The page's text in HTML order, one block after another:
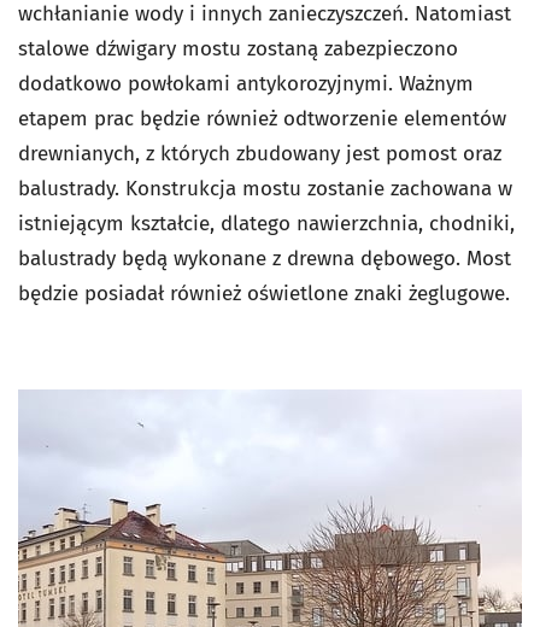
wchłanianie wody i innych zanieczyszczeń. Natomiast
stalowe dźwigary mostu zostaną zabezpieczono
dodatkowo powłokami antykorozyjnymi. Ważnym
etapem prac będzie również odtworzenie elementów
drewnianych, z których zbudowany jest pomost oraz
balustrady. Konstrukcja mostu zostanie zachowana w
istniejącym kształcie, dlatego nawierzchnia, chodniki,
balustrady będą wykonane z drewna dębowego. Most
będzie posiadał również oświetlone znaki żeglugowe.